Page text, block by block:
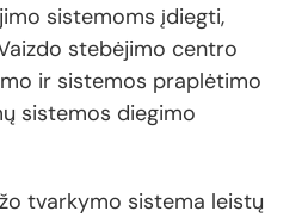
sistemoms įdiegti,
stebėjimo centro
ir sistemos praplėtimo
sistemos diegimo
tvarkymo sistema leistų